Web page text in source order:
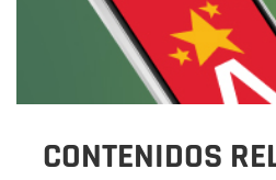
CONTENIDOS